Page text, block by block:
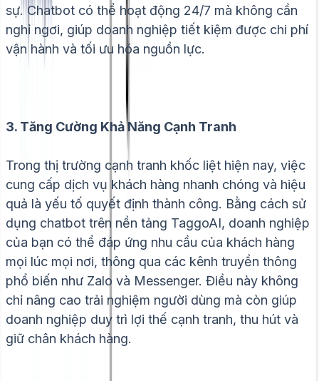
sự. Chatbot có thể hoạt động 24/7 mà không cần
nghỉ ngơi, giúp doanh nghiệp tiết kiệm được chi phí
vận hành và tối ưu hóa nguồn lực.
3. Tăng Cường Khả Năng Cạnh Tranh
Trong thị trường cạnh tranh khốc liệt hiện nay, việc
cung cấp dịch vụ khách hàng nhanh chóng và hiệu
quả là yếu tố quyết định thành công. Bằng cách sử
dụng chatbot trên nền tảng TaggoAI, doanh nghiệp
của bạn có thể đáp ứng nhu cầu của khách hàng
mọi lúc mọi nơi, thông qua các kênh truyền thông
phổ biến như Zalo và Messenger. Điều này không
chỉ nâng cao trải nghiệm người dùng mà còn giúp
doanh nghiệp duy trì lợi thế cạnh tranh, thu hút và
giữ chân khách hàng.